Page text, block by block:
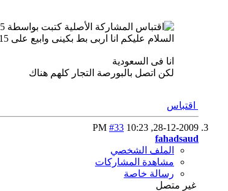
المشاركة الأصلية كتبت بواسطة almostshar2005
السلام عليكم انا اربى بط بكينى وابيع على 15 يوم هل هناك من يشترى الكمية كاملة حوالى 2000 فى الدورة؟ انا من الشرقية وشكرا
انا فى السعودية
لكن اتصل بالبورصة التجار كلهم هناك
اقتباس
28-12-2009,
10:23 PM
#33
fahadsaud
الملف الشخصي
مشاهدة المشاركات
رسالة خاصة
غير متصل